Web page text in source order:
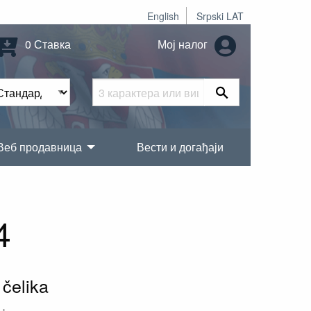
English Srpski LAT
0 Ставка Мој налог
продавница Вести и догађаји